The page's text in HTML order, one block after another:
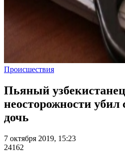
Происшествия
Пьяный
неосторожности убил
дочь
7 октября 2019, 15:23
24162